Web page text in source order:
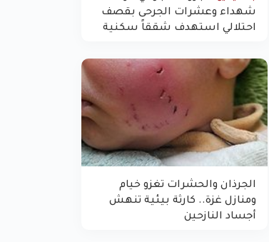
شهداء وعشرات الجرحى بقصف
احتلالي استهدف شققاً سكنية
الجرذان والحشرات تغزو خيام
ومنازل غزة.. كارثة بيئية تنهش
أجساد النازحين